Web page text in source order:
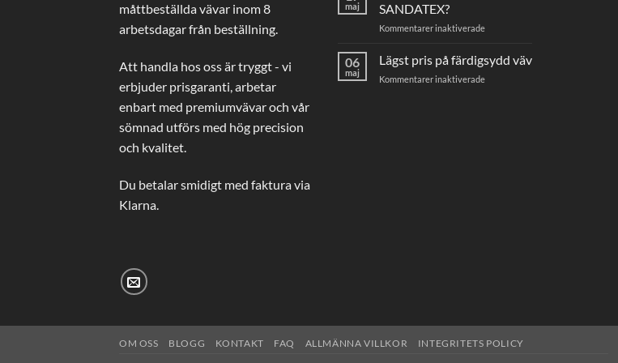
måttbeställda vävar inom 8
arbetsdagar från beställning.
Att handla hos oss är tryggt - vi
erbjuder prisgaranti, arbetar
enbart med premiumvävar och vår
sömnad utförs med hög precision
och kvalitet.
Du betalar smidigt med faktura via
Klarna.
maj
SANDATEX?
Kommentarer inaktiveradeför
inte
er
06
maj
Lägst pris på färdigsydd väv
Kommentarer inaktiveradeför
OM OSS BLOGG KONTAKT FAQ ALLMÄNNA VILLKOR INTEGRITETS POLICY